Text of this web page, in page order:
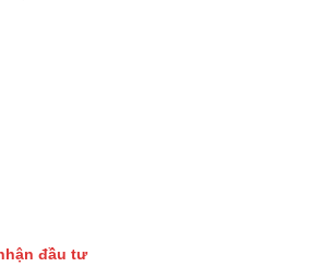
đầu tư